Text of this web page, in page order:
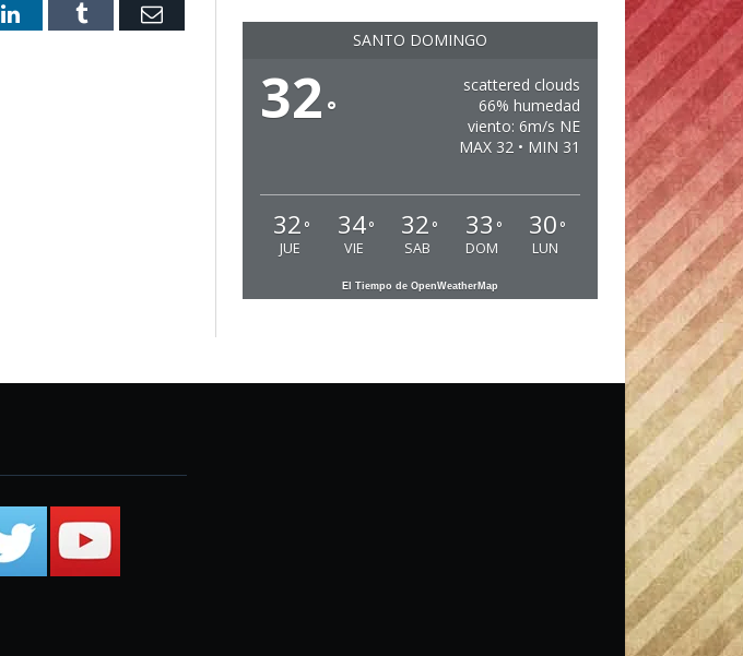
LinkedInTumblr Email
SANTO DOMINGO
32 °
scattered clouds
66% humedad
viento: 6m/s NE
MAX 32 • MIN 31
32 °
JUE
34°
VIE
32 °
SAB
33 °
DOM
30 °
LUN
El Tiempo de OpenWeatherMap